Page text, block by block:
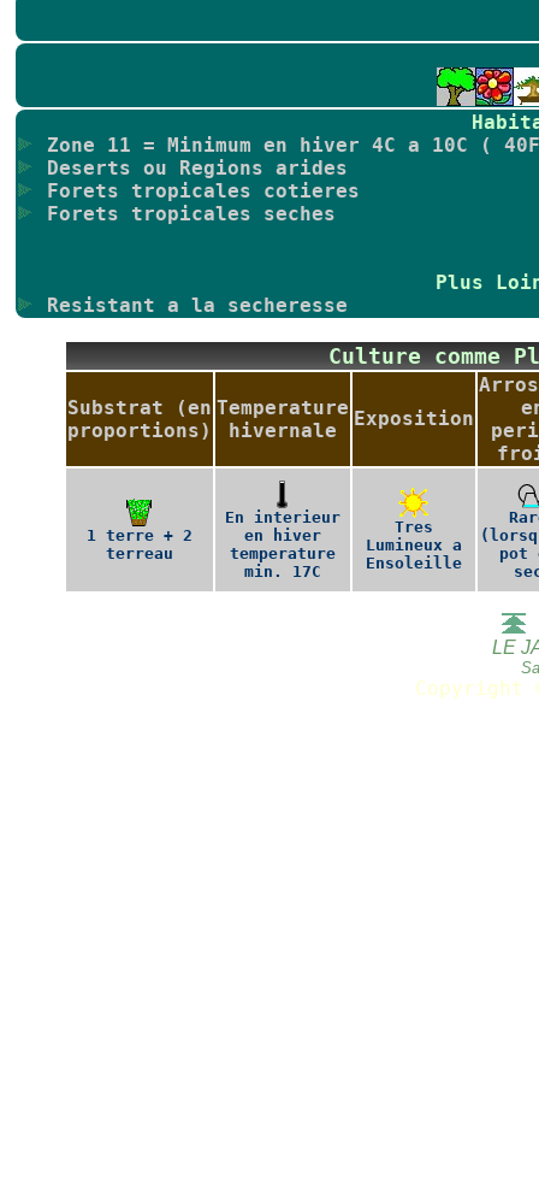
Zone 11 = Minimum en hiver 4C a 10C (
Deserts ou Regions arides
Forets tropicales cotieres
Forets tropicales seches
Plus
Resistant a la secheresse
Culture
Substrat (en
proportions)
Temperature
hivernale
Exposition
1 terre + 2
terreau
En interieur
en hiver
temperature
min. 17C
Tres
Lumineux a
Ensoleille
pot
LE
Copyright